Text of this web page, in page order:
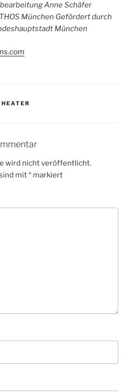
Anne Schäfer
München Gefördert durch
München
wird nicht veröffentlicht.
mit* markiert